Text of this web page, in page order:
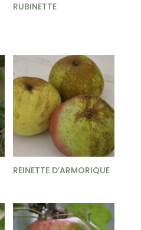
RUBINETTE
REINETTE D’ARMORIQUE